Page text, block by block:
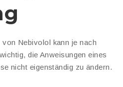
Nebivolol kann je nach
die Anweisungen eines
nicht eigenständig zu ändern.